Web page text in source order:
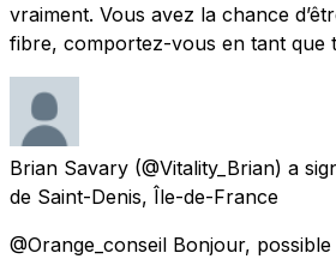
vraiment. Vous avez la chance
fibre, comportez-vous en tant que
Brian Savary (@Vitality_Brian) a
de Saint-Denis, Île-de-France
@Orange_conseil Bonjour,